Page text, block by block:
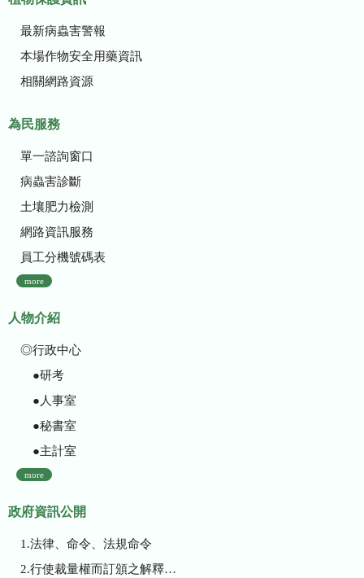
最新病蟲害警報
本場作物安全用藥資訊
相關網路資源
為民服務
單一諮詢窗口
病蟲害診斷
土壤肥力檢測
網路資訊服務
員工分機號碼表
more
人物介紹
◎行政中心
●研考
●人事室
●秘書室
●主計室
more
政府資訊公開
1.法律、命令、法規命令
2.行使裁量權而訂頒之解釋性規定及裁量基準